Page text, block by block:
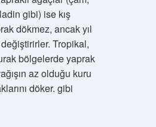
gibi) ise kış
dökmez, ancak yıl
Tropikal,
bölgelerde yaprak
az olduğu kuru
döker. gibi